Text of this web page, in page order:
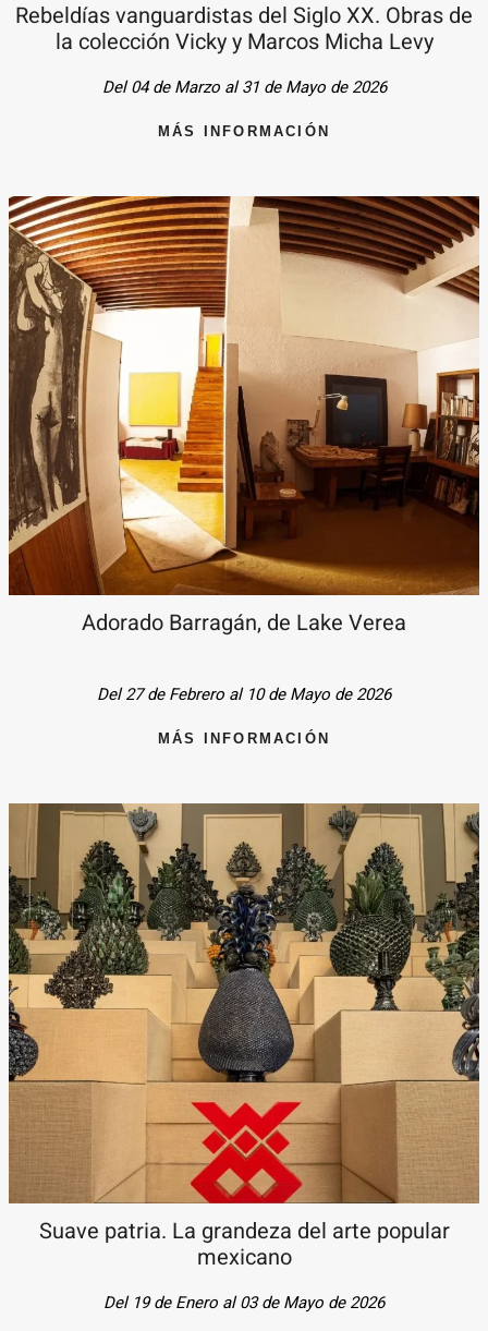
Rebeldías vanguardistas del Siglo XX. Obras de
la colección Vicky y Marcos Micha Levy
Del 04 de Marzo al 31 de Mayo de 2026
MÁS INFORMACIÓN
Adorado Barragán, de Lake Verea
Del 27 de Febrero al 10 de Mayo de 2026
MÁS INFORMACIÓN
Suave patria. La grandeza del arte popular
mexicano
Del 19 de Enero al 03 de Mayo de 2026